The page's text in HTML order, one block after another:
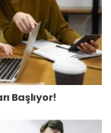
Başlıyor!